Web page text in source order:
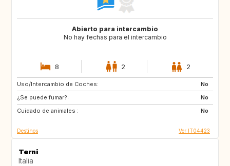
Abierto para intercambio
No hay fechas para el intercambio
8 2 2
Uso/Intercambio de Coches:
No
¿Se puede fumar?:
No
Cuidado de animales :
No
AU
GB
ES
Destinos Ver IT04423
Terni
Italia